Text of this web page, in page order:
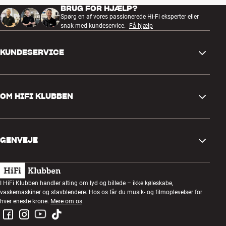
højtalerens levetid.
Mere fra DALI
BRUG FOR HJÆLP?
Spørg en af vores passionerede Hi-Fi eksperter eller
snak med kundeservice.
Få hjælp
KUNDESERVICE
Retur og reklamation
Fortryd ordre
Handelsbetingelser
Privatlivspolitik
OM HIFI KLUBBEN
Kundeklub
Lytteaften
Konkurrencer
Job i HiFi Klubben
GENVEJE
Gavekort
Byg med lyd
Montering og installation
I HiFi Klubben handler alting om lyd og billede – ikke køleskabe,
vaskemaskiner og stavblendere. Hos os får du musik- og filmoplevelser for
hver eneste krone. Mere om os